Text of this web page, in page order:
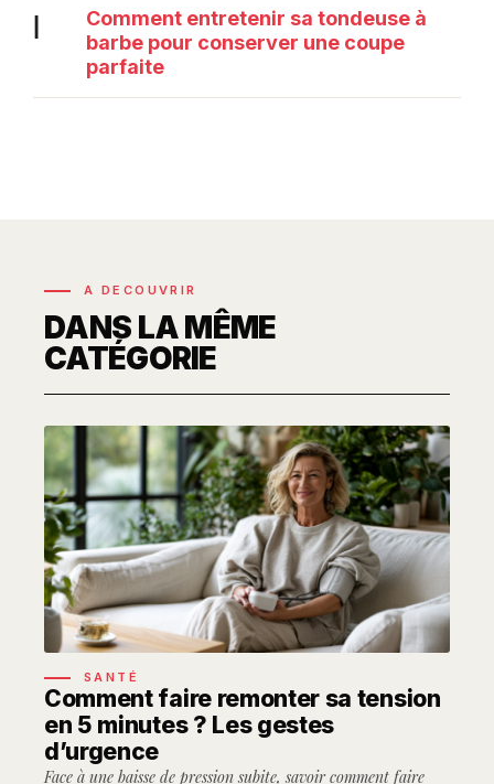
|
Comment entretenir sa tondeuse à
barbe pour conserver une coupe
parfaite
A DECOUVRIR
DANS LA MÊME
CATÉGORIE
SANTÉ
Comment faire remonter sa tension
en 5 minutes ? Les gestes
d’urgence
Face à une baisse de pression subite, savoir comment faire